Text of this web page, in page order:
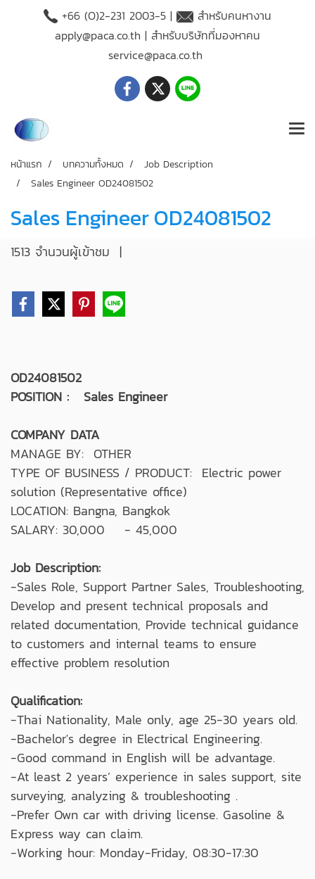
+66 (O)2-231 2003-5 |
สำหรับคนหางาน
apply@paca.co.th | สำหรับบริษัทที่มองหาคน
service@paca.co.th
หน้าแรก บทความทั้งหมด
Job Description
Sales Engineer OD24081502
Sales Engineer OD24081502
1513 จำนวนผู้เข้าชม |
OD24081502
POSITION : Sales Engineer
COMPANY DATA
MANAGE BY: OTHER
TYPE OF BUSINESS / PRODUCT: Electric power
solution (Representative office)
LOCATION: Bangna, Bangkok
SALARY: 30,000 - 45,000
Job Description:
-Sales Role, Support Partner Sales, Troubleshooting,
Develop and present technical proposals and
related documentation, Provide technical guidance
to customers and internal teams to ensure
effective problem resolution
Qualification:
-Thai Nationality, Male only, age 25-30 years old.
-Bachelor's degree in Electrical Engineering.
-Good command in English will be advantage.
-At least 2 years’ experience in sales support, site
surveying, analyzing & troubleshooting .
-Prefer Own car with driving license. Gasoline &
Express way can claim.
-Working hour: Monday-Friday, 08:30-17:30